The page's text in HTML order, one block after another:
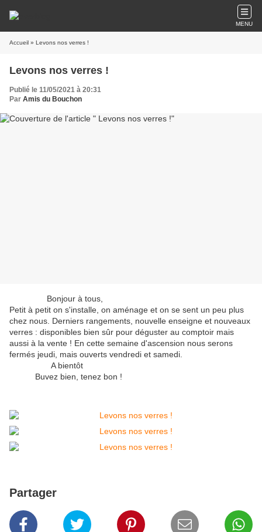
MENU
Accueil » Levons nos verres !
Levons nos verres !
Publié le 11/05/2021 à 20:31
Par Amis du Bouchon
Bonjour à tous,
Petit à petit on s'installe, on aménage et on se sent un peu plus
chez nous. Derniers rangements, nouvelle enseigne et nouveaux
verres : disponibles bien sûr pour déguster au comptoir mais
aussi à la vente ! En cette semaine d'ascension nous serons
fermés jeudi, mais ouverts vendredi et samedi.
A bientôt
Buvez bien, tenez bon !
Partager